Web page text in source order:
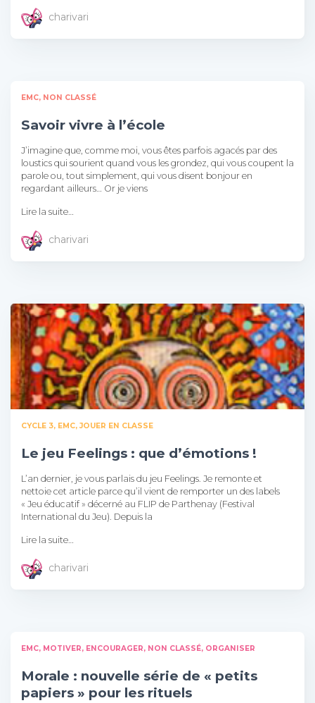
charivari
EMC NON CLASSÉ
Savoir vivre à l’école
J’imagine que, comme moi, vous êtes parfois agacés par des
loustics qui sourient quand vous les grondez, qui vous coupent la
parole ou, tout simplement, qui vous disent bonjour en
regardant ailleurs… Or je viens
Lire la suite…
charivari
CYCLE 3 EMC JOUER EN CLASSE
Le jeu Feelings : que d’émotions !
L’an dernier, je vous parlais du jeu Feelings. Je remonte et
nettoie cet article parce qu’il vient de remporter un des labels
« Jeu éducatif » décerné au FLIP de Parthenay (Festival
International du Jeu). Depuis la
Lire la suite…
charivari
EMC MOTIVER, ENCOURAGER NON CLASSÉ ORGANISER
Morale : nouvelle série de « petits
papiers » pour les rituels